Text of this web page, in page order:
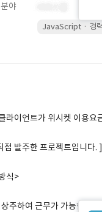
야
JavaScript · 경
라이언트가 위시켓 이용요
접 발주한 프로젝트입니다. ]
식>
주하여 근무가 가능한 개